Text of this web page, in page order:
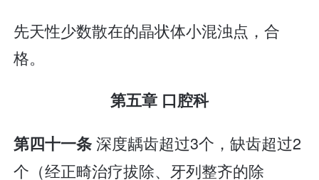
先天性少数散在的晶状体小混浊点，合
格。
第五章 口腔科
第四十一条深度龋齿超过3个，缺齿超过2
个（经正畸治疗拔除、牙列整齐的除